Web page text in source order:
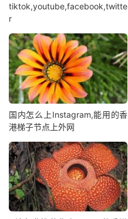
tiktok,youtube,facebook,twitte
r
国内怎么上Instagram,能用的香
港梯子节点上外网